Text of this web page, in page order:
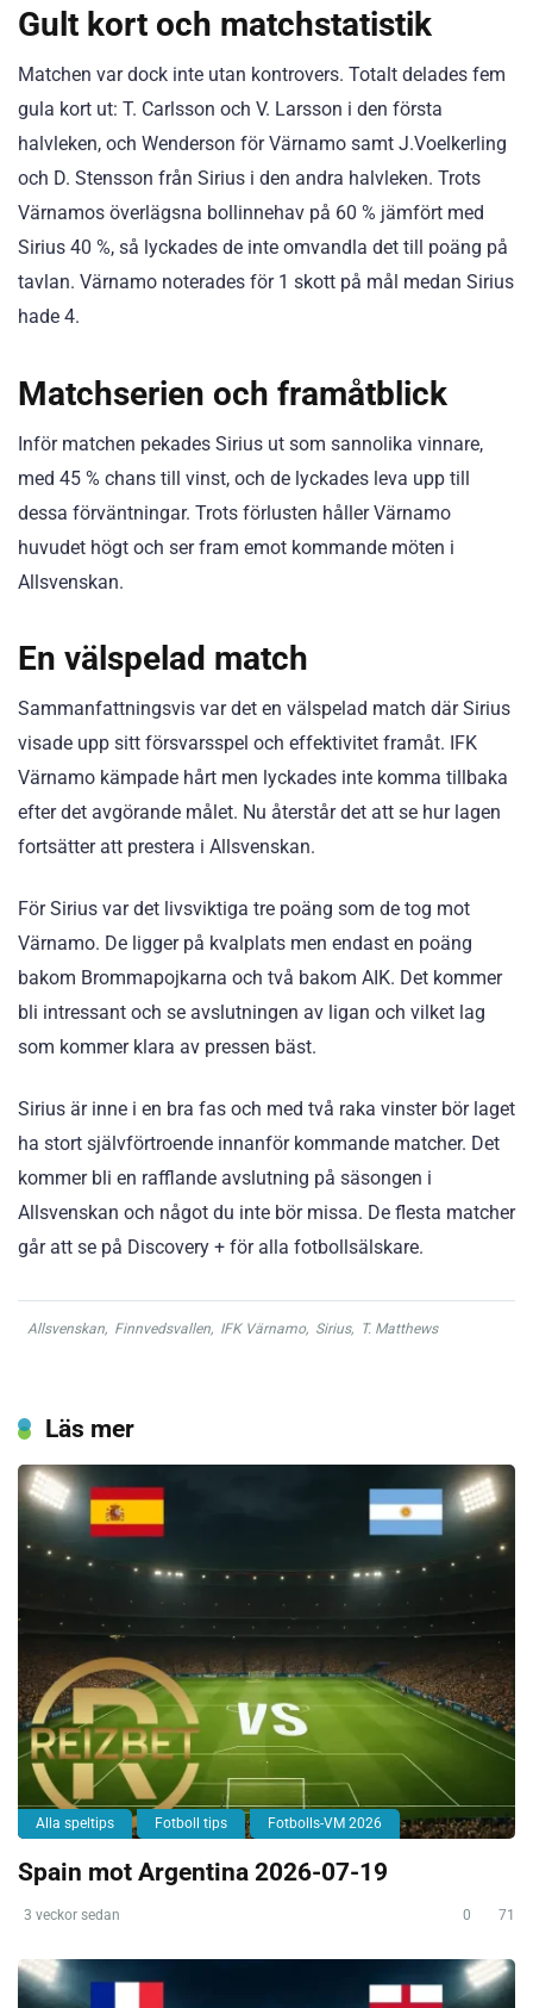
Gult kort och matchstatistik
Matchen var dock inte utan kontrovers. Totalt delades fem
gula kort ut: T. Carlsson och V. Larsson i den första
halvleken, och Wenderson för Värnamo samt J.Voelkerling
och D. Stensson från Sirius i den andra halvleken. Trots
Värnamos överlägsna bollinnehav på 60 % jämfört med
Sirius 40 %, så lyckades de inte omvandla det till poäng på
tavlan. Värnamo noterades för 1 skott på mål medan Sirius
hade 4.
Matchserien och framåtblick
Inför matchen pekades Sirius ut som sannolika vinnare,
med 45 % chans till vinst, och de lyckades leva upp till
dessa förväntningar. Trots förlusten håller Värnamo
huvudet högt och ser fram emot kommande möten i
Allsvenskan.
En välspelad match
Sammanfattningsvis var det en välspelad match där Sirius
visade upp sitt försvarsspel och effektivitet framåt. IFK
Värnamo kämpade hårt men lyckades inte komma tillbaka
efter det avgörande målet. Nu återstår det att se hur lagen
fortsätter att prestera i Allsvenskan.
För Sirius var det livsviktiga tre poäng som de tog mot
Värnamo. De ligger på kvalplats men endast en poäng
bakom Brommapojkarna och två bakom AIK. Det kommer
bli intressant och se avslutningen av ligan och vilket lag
som kommer klara av pressen bäst.
Sirius är inne i en bra fas och med två raka vinster bör laget
ha stort självförtroende innanför kommande matcher. Det
kommer bli en rafflande avslutning på säsongen i
Allsvenskan och något du inte bör missa. De flesta matcher
går att se på Discovery + för alla fotbollsälskare.
Allsvenskan, Finnvedsvallen, IFK Värnamo, Sirius, T. Matthews
Läs mer
Alla speltips Fotboll tips Fotbolls-VM 2026
Spain mot Argentina 2026-07-19
3 veckor sedan 0 71